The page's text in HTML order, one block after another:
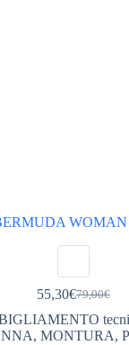
79,00€
Il
prezzo
originale
55,30€Il
prezzo
attuale
, MONTURA,